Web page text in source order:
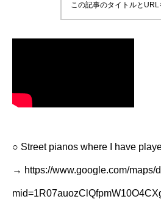
この記事のタイトルとURL
○ Street pianos where I have
→ https://www.google.com/maps/